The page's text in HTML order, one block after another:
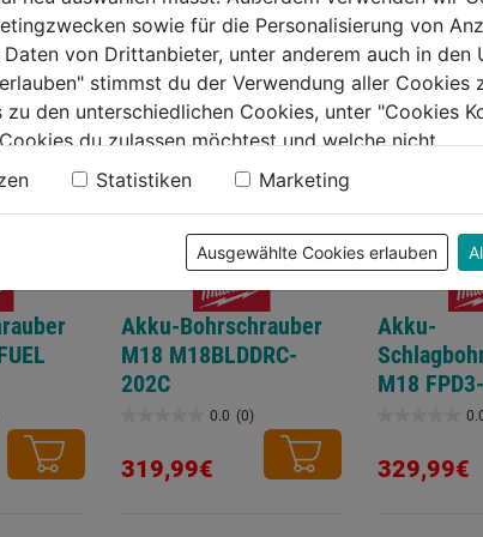
Akku-Bohrschrauber
M18 M18BLDDRC-
202C
0.0 (0)
von
319,99€
Akku-
M18
von
329,99€
sowie für die Personalisierung von
von Drittanbieter, unter anderem auch in den
stimmst du der Verwendung aller Cookies
den unterschiedlichen Cookies, unter "Cookies
du zulassen möchtest und welche nicht.
in unserer Datenschutzerklärung
Statistiken Marketing
Ausgewählte Cookies erlauben